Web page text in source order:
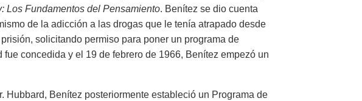
Los Fundamentos del Pensamiento. Benítez se dio cuenta
de la adicción a las drogas que le tenía atrapado desde
solicitando permiso para poner un programa de
concedida y el 19 de febrero de 1966, Benítez empezó un
Hubbard, Benítez posteriormente estableció un Programa de